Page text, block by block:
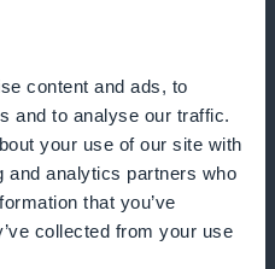
content and ads, to
and to analyse our traffic.
your use of our site with
and analytics partners who
that you’ve
collected from your use
sociale netværk
af sociale netværk, så du